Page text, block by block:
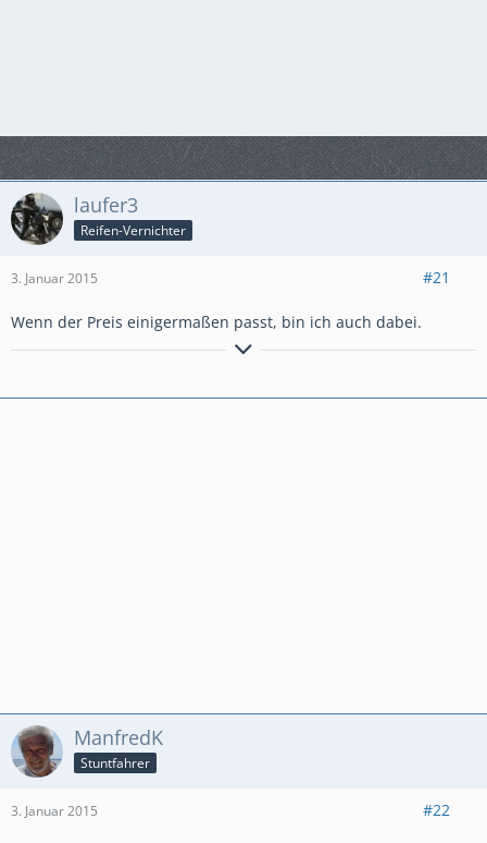
laufer3
Reifen-Vernichter
3. Januar 2015 #21
Wenn der Preis einigermaßen passt, bin ich auch dabei.
An sich ist nichts weder gut noch böse;
ManfredK
Stuntfahrer
3. Januar 2015 #22